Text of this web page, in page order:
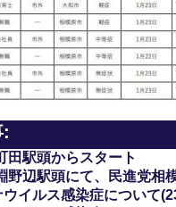
:
田駅頭からスタート
野辺駅頭にて、民進党相
イルス感染症について